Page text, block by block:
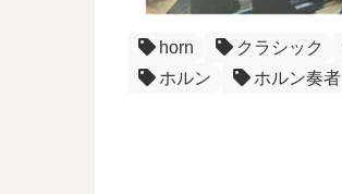
horn クラシック
ホルン
ホルン奏者